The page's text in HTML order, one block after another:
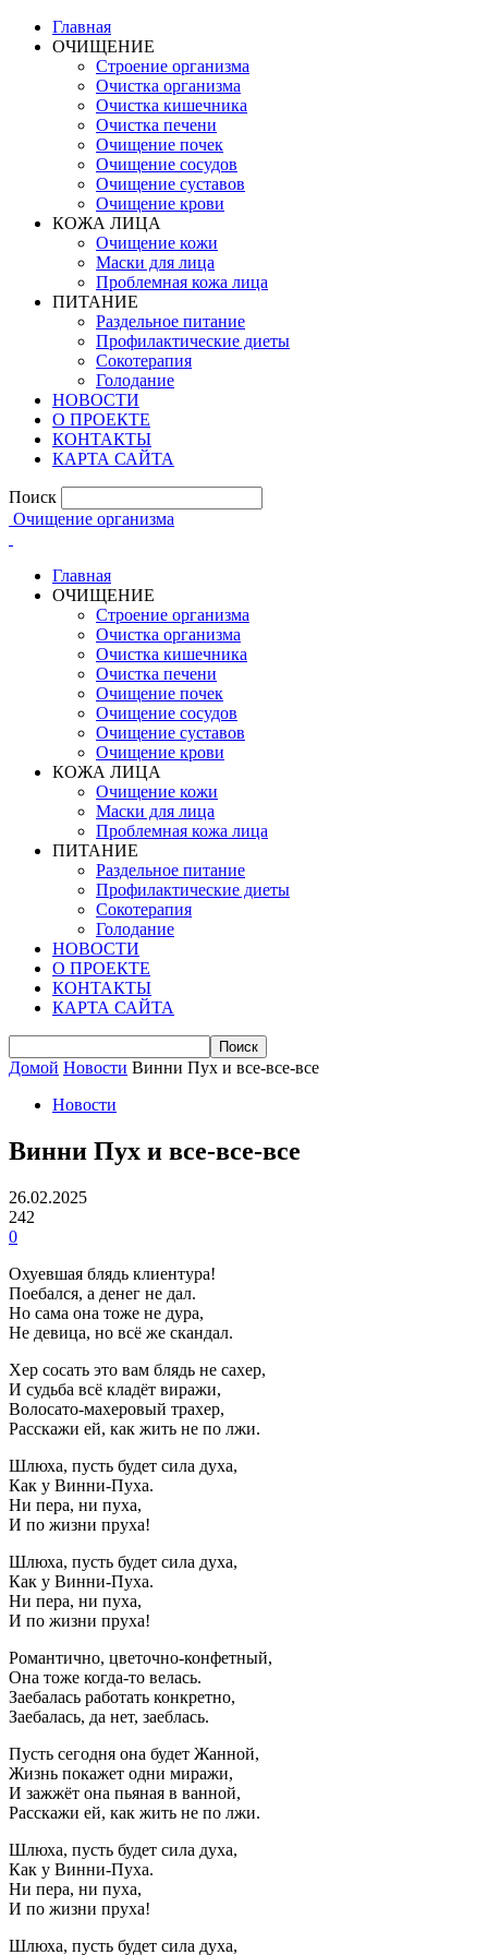
Главная
ОЧИЩЕНИЕ
Строение организма
Очистка организма
Очистка кишечника
Очистка печени
Очищение почек
Очищение сосудов
Очищение суставов
Очищение крови
КОЖА ЛИЦА
Очищение кожи
Маски для лица
Проблемная кожа лица
ПИТАНИЕ
Раздельное питание
Профилактические диеты
Сокотерапия
Голодание
НОВОСТИ
О ПРОЕКТЕ
КОНТАКТЫ
КАРТА САЙТА
Поиск
Очищение организма
Главная
ОЧИЩЕНИЕ
Строение организма
Очистка организма
Очистка кишечника
Очистка печени
Очищение почек
Очищение сосудов
Очищение суставов
Очищение крови
КОЖА ЛИЦА
Очищение кожи
Маски для лица
Проблемная кожа лица
ПИТАНИЕ
Раздельное питание
Профилактические диеты
Сокотерапия
Голодание
НОВОСТИ
О ПРОЕКТЕ
КОНТАКТЫ
КАРТА САЙТА
Домой Новости Винни Пух и все-все-все
Новости
Винни Пух и все-все-все
26.02.2025
242
0
Охуевшая блядь клиентура!
Поебался, а денег не дал.
Но сама она тоже не дура,
Не девица, но всё же скандал.
Хер сосать это вам блядь не сахер,
И судьба всё кладёт виражи,
Волосато-махеровый трахер,
Расскажи ей, как жить не по лжи.
Шлюха, пусть будет сила духа,
Как у Винни-Пуха.
Ни пера, ни пуха,
И по жизни пруха!
Шлюха, пусть будет сила духа,
Как у Винни-Пуха.
Ни пера, ни пуха,
И по жизни пруха!
Романтично, цветочно-конфетный,
Она тоже когда-то велась.
Заебалась работать конкретно,
Заебалась, да нет, заеблась.
Пусть сегодня она будет Жанной,
Жизнь покажет одни миражи,
И зажжёт она пьяная в ванной,
Расскажи ей, как жить не по лжи.
Шлюха, пусть будет сила духа,
Как у Винни-Пуха.
Ни пера, ни пуха,
И по жизни пруха!
Шлюха, пусть будет сила духа,